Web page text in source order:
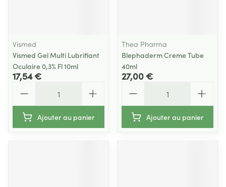
Vismed
Vismed Gel Multi Lubrifiant
Oculaire 0,3% Fl 10ml
17,54 €
Ajouter au panier
Thea Pharma
Blephaderm Creme Tube
40ml
27,00 €
Ajouter au panier